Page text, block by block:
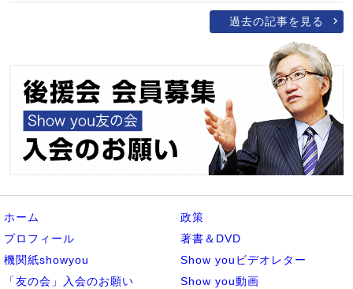
過去の記事を見る
ホーム
プロフィール
機関紙showyou
「友の会」入会のお願い
政策
著書＆DVD
Show youビデオレター
Show you動画